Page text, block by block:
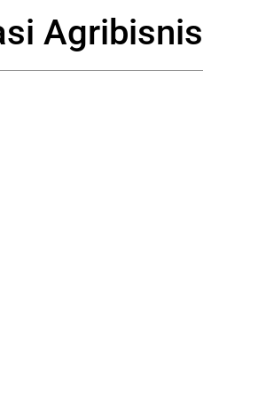
Agribisnis